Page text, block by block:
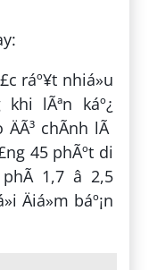
ráº¥t nhiá»u
khi lÃªn káº¿
ÄÃ³ chÃ­nh lÃ
45 phÃºt di
1,7 â 2,5
Äiá»m báº¡n